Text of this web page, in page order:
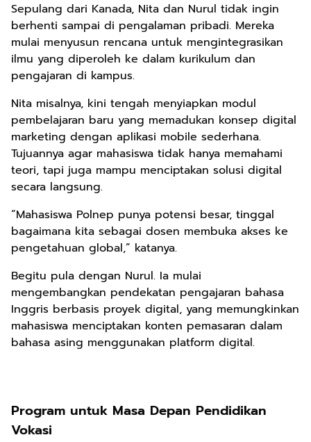
Sepulang dari Kanada, Nita dan Nurul tidak ingin
berhenti sampai di pengalaman pribadi. Mereka
mulai menyusun rencana untuk mengintegrasikan
ilmu yang diperoleh ke dalam kurikulum dan
pengajaran di kampus.
Nita misalnya, kini tengah menyiapkan modul
pembelajaran baru yang memadukan konsep digital
marketing dengan aplikasi mobile sederhana.
Tujuannya agar mahasiswa tidak hanya memahami
teori, tapi juga mampu menciptakan solusi digital
secara langsung.
“Mahasiswa Polnep punya potensi besar, tinggal
bagaimana kita sebagai dosen membuka akses ke
pengetahuan global,” katanya.
Begitu pula dengan Nurul. Ia mulai
mengembangkan pendekatan pengajaran bahasa
Inggris berbasis proyek digital, yang memungkinkan
mahasiswa menciptakan konten pemasaran dalam
bahasa asing menggunakan platform digital.
Program untuk Masa Depan Pendidikan
Vokasi